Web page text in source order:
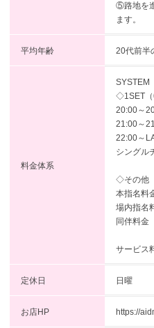
⑤路地を
ます。
平均年齢 20代前半
料金体系
SYSTEM
◇1SET（
20:00～
21:00～
22:00～
シングル
◇その他
本指名料
場内指名
同伴料
サービス
定休日 日曜
お店HP https://